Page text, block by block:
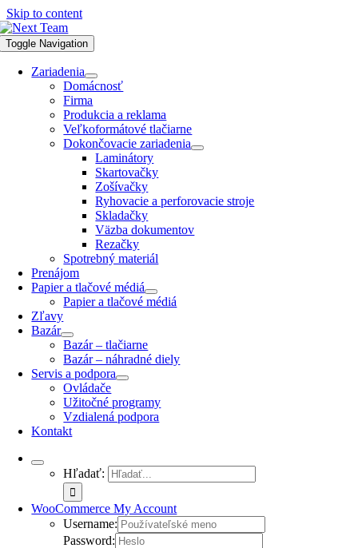
Skip to content
Toggle Navigation
Zariadenia
Domácnosť
Firma
Produkcia a reklama
Veľkoformátové tlačiarne
Dokončovacie zariadenia
Laminátory
Skartovačky
Zošívačky
Ryhovacie a perforovacie stroje
Skladačky
Väzba dokumentov
Rezačky
Spotrebný materiál
Prenájom
Papier a tlačové médiá
Papier a tlačové médiá
Zľavy
Bazár
Bazár – tlačiarne
Bazár – náhradné diely
Servis a podpora
Ovládače
Užitočné programy
Vzdialená podpora
Kontakt
Hľadať:
WooCommerce My Account
Username:
Password: